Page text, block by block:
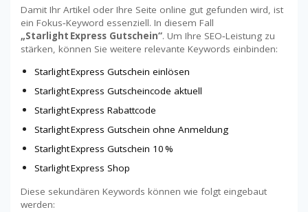
Damit Ihr Artikel oder Ihre Seite online gut gefunden wird, ist
ein Fokus‑Keyword essenziell. In diesem Fall
„Starlight Express Gutschein“. Um Ihre SEO‑Leistung zu
stärken, können Sie weitere relevante Keywords einbinden:
Starlight Express Gutschein einlösen
Starlight Express Gutscheincode aktuell
Starlight Express Rabattcode
Starlight Express Gutschein ohne Anmeldung
Starlight Express Gutschein 10 %
Starlight Express Shop
Diese sekundären Keywords können wie folgt eingebaut
werden: